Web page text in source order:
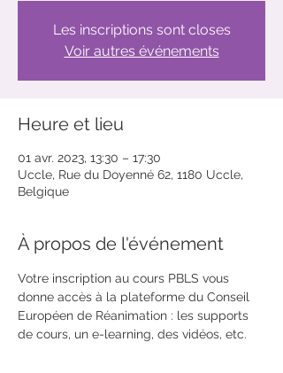
Les inscriptions sont closes
Voir autres événements
Heure et lieu
01 avr. 2023, 13:30 – 17:30
Uccle, Rue du Doyenné 62, 1180 Uccle,
Belgique
À propos de l'événement
Votre inscription au cours PBLS vous
donne accès à la plateforme du Conseil
Européen de Réanimation : les supports
de cours, un e-learning, des vidéos, etc.